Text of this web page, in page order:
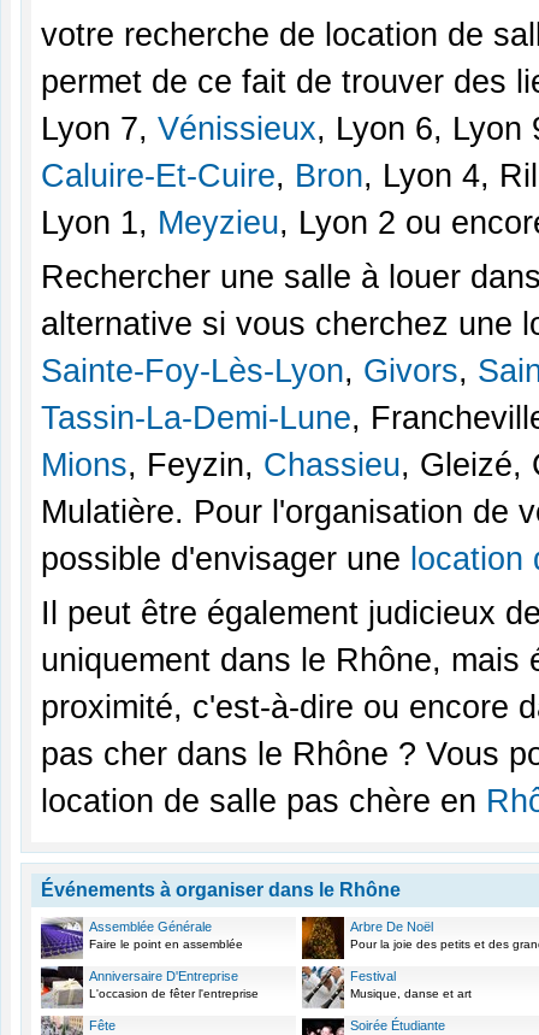
votre recherche de location de
permet de ce fait de trouver des
Lyon 7, Vénissieux, Lyon 6,
Caluire-Et-Cuire, Bron, Lyon 4,
Lyon 1, Meyzieu, Lyon 2 ou
Rechercher une salle à louer
alternative si vous cherchez une
Sainte-Foy-Lès-Lyon, Givors,
Tassin-La-Demi-Lune,
Mions, Feyzin, Chassieu, Gleizé,
Mulatière. Pour l'organisation de
possible d'envisager une location
Il peut être également judicieux
uniquement dans le Rhône, mais
proximité, c'est-à-dire ou encore
pas cher dans le Rhône ? Vous
location de salle pas chère en
Événements à organiser dans le Rhône
Assemblée Générale
Faire le point en assemblée
Arbre De Noël
Pour la joie des petits et des
Anniversaire D'Entreprise
L'occasion de fêter l'entreprise
Festival
Musique, danse et art
Fête Soirée Étudiante